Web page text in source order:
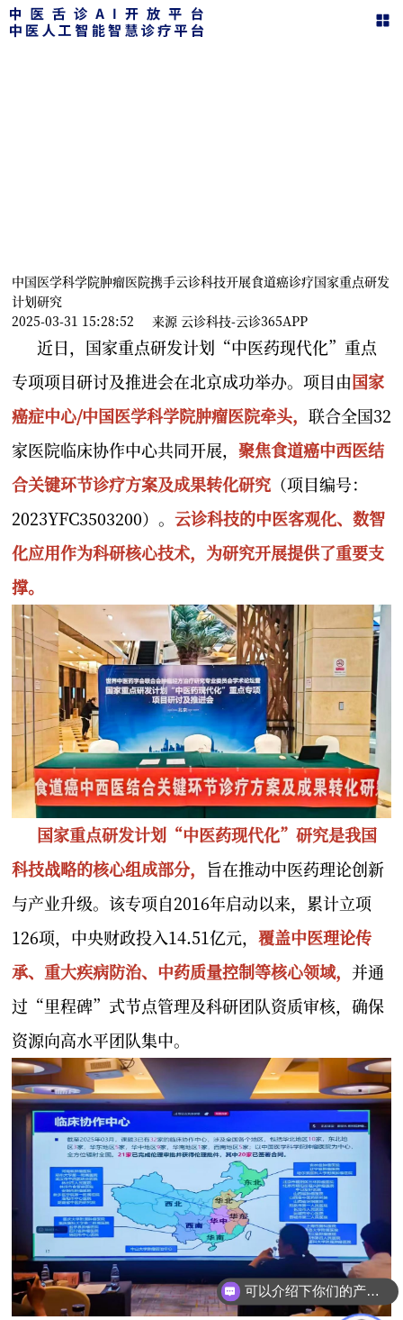
中国医学科学院肿瘤医院携手云诊科技开展食道癌诊疗国家重点研发
计划研究
2025-03-31 15:28:52
来源 云诊科技-云诊365APP
近日，国家重点研发计划“中医药现代化”重点
专项项目研讨及推进会在北京成功举办。项目由国家
癌症中心/中国医学科学院肿瘤医院牵头， 联合全国32
家医院临床协作中心共同开展， 聚焦食道癌中西医结
合关键环节诊疗方案及成果转化研究（项目编号：
2023YFC3503200）。 云诊科技的中医客观化、数智
化应用作为科研核心技术，为研究开展提供了重要支
撑。
国家重点研发计划“中医药现代化”研究是我国
科技战略的核心组成部分，
旨在推动中医药理论创新
与产业升级。该专项自2016年启动以来，累计立项
126项，中央财政投入14.51亿元， 覆盖中医理论传
承、重大疾病防治、中药质量控制等核心领域， 并通
过“里程碑”式节点管理及科研团队资质审核，确保
资源向高水平团队集中。
可以介绍下你们的产品么？